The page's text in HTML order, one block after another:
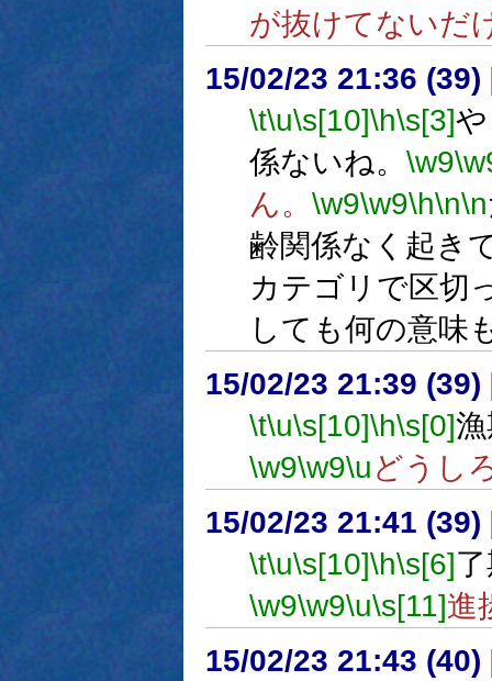
が抜けてないだ
15/02/23 21:36 (39)
\t\u\s[10]\h\s[3]
係ないね。 \w9
ん。 \w9\w9\h\n\n
齢関係なく起き
カテゴリで区切
しても何の意味
15/02/23 21:39 (39)
\t\u\s[10]\h\s[0]
\w9\w9\uどうし
15/02/23 21:41 (39)
\t\u\s[10]\h\s[6]
\w9\w9\u\s[11]進
15/02/23 21:43 (40)